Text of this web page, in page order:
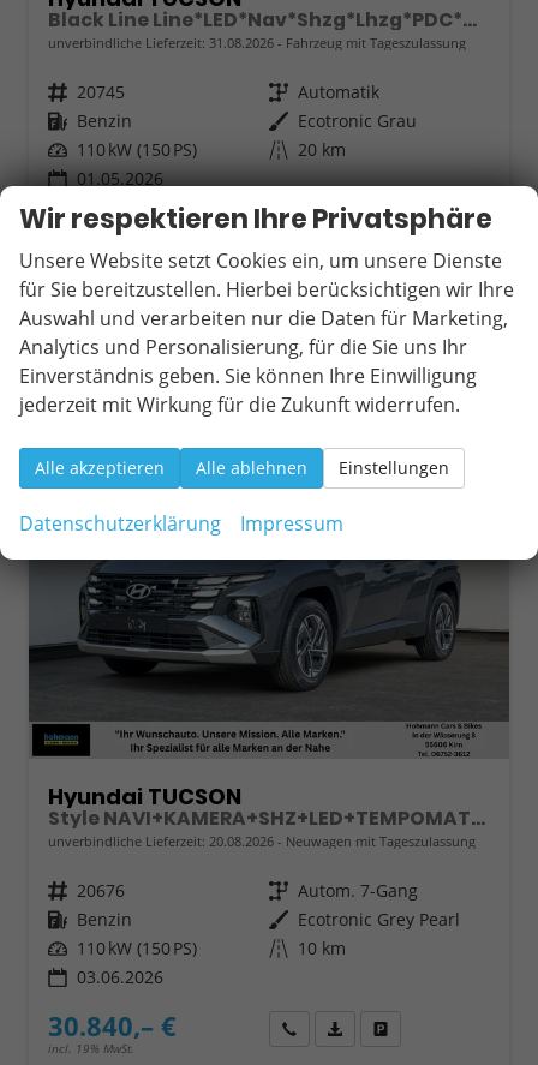
Black Line Line*LED*Nav*Shzg*Lhzg*PDC*Cam*17"
unverbindliche Lieferzeit: 31.08.2026 Fahrzeug mit Tageszulassung
Fahrzeugnr. 20745 Getriebe Automatik
Kraftstoff Benzin Außenfarbe Ecotronic Grau
Leistung 110 kW (150 PS) Kilometerstand 20 km
01.05.2026
30.590,– €
incl. 19% MwSt.
Wir rufen Sie an
Fahrzeugexposé (PDF)
Fahrzeug parken
Verbrauch kombiniert:
5,90 l/100km
CO 2-Klasse:D
CO2-Emissionen:133,00 g/km
Hyundai TUCSON
Style NAVI+KAMERA+SHZ+LED+TEMPOMAT+17" ALU+PDC
unverbindliche Lieferzeit: 20.08.2026 Neuwagen mit Tageszulassung
Fahrzeugnr. 20676 Getriebe Autom. 7-Gang
Kraftstoff Benzin Außenfarbe Ecotronic Grey Pearl
Leistung 110 kW (150 PS) Kilometerstand 10 km
03.06.2026
30.840,– €
incl. 19% MwSt.
Wir rufen Sie anFahrzeugexposé (PDF)
Wir respektieren Ihre Privatsphäre
Unsere Website setzt Cookies ein, um unsere Dienste
für Sie bereitzustellen. Hierbei berücksichtigen wir Ihre
Auswahl und verarbeiten nur die Daten für Marketing,
Analytics und Personalisierung, für die Sie uns Ihr
Einverständnis geben. Sie können Ihre Einwilligung
jederzeit mit Wirkung für die Zukunft widerrufen.
Alle akzeptieren Alle ablehnen Einstellungen
Datenschutzerklärung Impressum